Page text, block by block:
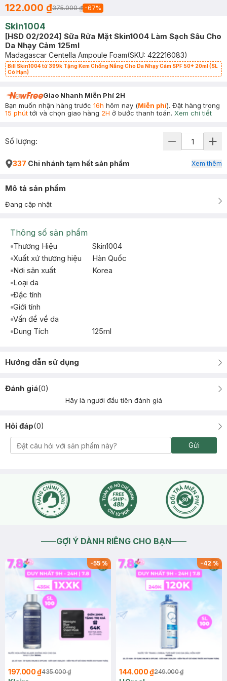
122.000 ₫375.000 ₫ -67%
Skin1004
[HSD 02/2024] Sữa Rửa Mặt Skin1004 Làm Sạch Sâu Cho
Da Nhạy Cảm 125ml
Madagascar Centella Ampoule Foam(SKU: 422216083)
Bill Skin1004 từ 399k Tặng Kem Chống Nắng Cho Da Nhạy Cảm SPF 50+ 20ml (SL
Có Hạn)
Giao Nhanh Miễn Phí 2H
Bạn muốn nhận hàng trước 16h hôm nay (Miễn phí). Đặt hàng trong
15 phúttới và chọn giao hàng 2H ở bước thanh toán. Xem chi tiết
Số lượng:
337 Chi nhánh tạm hết sản phẩm Xem thêm
Mô tả sản phẩm
Đang cập nhật
Thông số sản phẩm
Thương Hiệu
Skin1004
Xuất xứ thương hiệu
Hàn Quốc
Nơi sản xuất
Korea
Loại da
Đặc tính
Giới tính
Vấn đề về da
Dung Tích
125ml
Hướng dẫn sử dụng
Đánh giá(0)
Hãy là người đầu tiên đánh giá
Hỏi đáp(0)
Gửi
GỢI Ý DÀNH RIÊNG CHO BẠN
-55%
197.000 ₫435.000 ₫
-42%
144.000 ₫249.000 ₫